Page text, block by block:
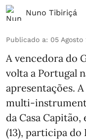
Nuno Tibiriçá
Publicado a: 05 Agosto
A vencedora do
volta a Portugal
apresentações.
multi-
da Casa
(13), participa do